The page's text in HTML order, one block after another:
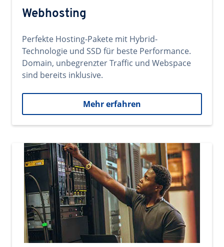
Webhosting
Perfekte Hosting-Pakete mit Hybrid-
Technologie und SSD für beste Performance.
Domain, unbegrenzter Traffic und Webspace
sind bereits inklusive.
Mehr erfahren